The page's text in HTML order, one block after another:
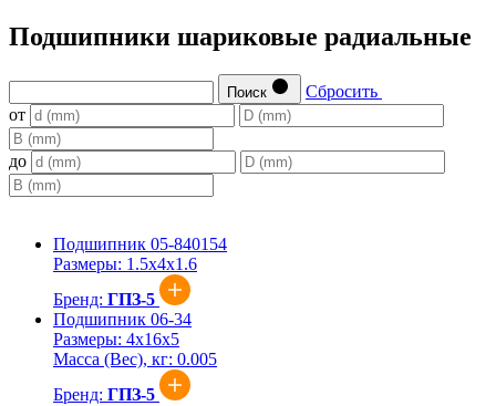
Подшипники шариковые радиальные
Поиск
Сбросить
от
до
Подшипник 05-840154
Размеры: 1.5x4x1.6
Бренд: ГПЗ-5
Подшипник 06-34
Размеры: 4x16x5
Масса (Вес), кг: 0.005
Бренд: ГПЗ-5